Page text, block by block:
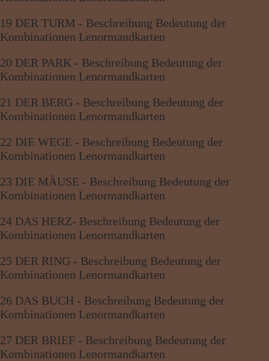
19 DER TURM - Beschreibung Bedeutung der
Kombinationen Lenormandkarten
20 DER PARK - Beschreibung Bedeutung der
Kombinationen Lenormandkarten
21 DER BERG - Beschreibung Bedeutung der
Kombinationen Lenormandkarten
22 DIE WEGE - Beschreibung Bedeutung der
Kombinationen Lenormandkarten
23 DIE MÄUSE - Beschreibung Bedeutung der
Kombinationen Lenormandkarten
24 DAS HERZ- Beschreibung Bedeutung der
Kombinationen Lenormandkarten
25 DER RING - Beschreibung Bedeutung der
Kombinationen Lenormandkarten
26 DAS BUCH - Beschreibung Bedeutung der
Kombinationen Lenormandkarten
27 DER BRIEF - Beschreibung Bedeutung der
Kombinationen Lenormandkarten